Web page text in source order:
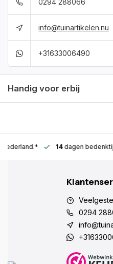
0294 288066
info@tuinartikelen.nu
+31633006490
Handig voor erbij
Nederland.* 14dagen
0294